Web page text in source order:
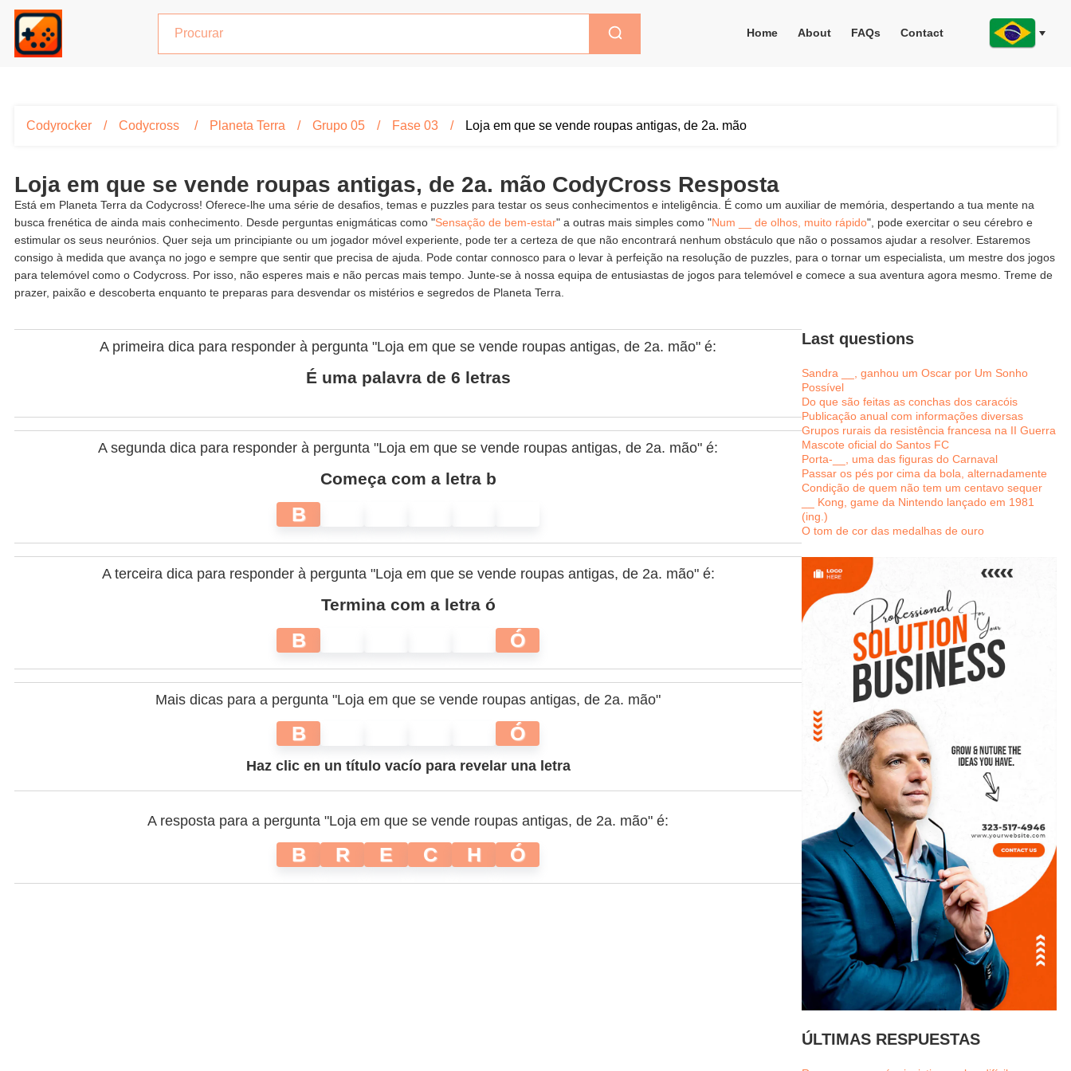
Home About FAQs Contact
Codyrocker Codycross Planeta Terra Grupo 05 Fase 03 Loja em que se vende roupas antigas, de 2a. mão
Loja em que se vende roupas antigas, de 2a. mão CodyCross Resposta
Está em Planeta Terra da Codycross! Oferece-lhe uma série de desafios, temas e puzzles para testar os seus conhecimentos e inteligência. É como um auxiliar de memória, despertando a tua mente na
busca frenética de ainda mais conhecimento. Desde perguntas enigmáticas como "Sensação de bem-estar" a outras mais simples como "Num __ de olhos, muito rápido", pode exercitar o seu cérebro e
estimular os seus neurónios. Quer seja um principiante ou um jogador móvel experiente, pode ter a certeza de que não encontrará nenhum obstáculo que não o possamos ajudar a resolver. Estaremos
consigo à medida que avança no jogo e sempre que sentir que precisa de ajuda. Pode contar connosco para o levar à perfeição na resolução de puzzles, para o tornar um especialista, um mestre dos jogos
para telemóvel como o Codycross. Por isso, não esperes mais e não percas mais tempo. Junte-se à nossa equipa de entusiastas de jogos para telemóvel e comece a sua aventura agora mesmo. Treme de
prazer, paixão e descoberta enquanto te preparas para desvendar os mistérios e segredos de Planeta Terra.
A primeira dica para responder à pergunta "Loja em que se vende roupas antigas, de 2a. mão" é:
É uma palavra de 6 letras
A segunda dica para responder à pergunta "Loja em que se vende roupas antigas, de 2a. mão" é:
Começa com a letra b
B
A terceira dica para responder à pergunta "Loja em que se vende roupas antigas, de 2a. mão" é:
Termina com a letra ó
B Ó
Mais dicas para a pergunta "Loja em que se vende roupas antigas, de 2a. mão"
B Ó
Haz clic en un título vacío para revelar una letra
A resposta para a pergunta "Loja em que se vende roupas antigas, de 2a. mão" é:
B R E C H Ó
Last questions
Sandra __, ganhou um Oscar por Um Sonho
Possível
Do que são feitas as conchas dos caracóis
Publicação anual com informações diversas
Grupos rurais da resistência francesa na II Guerra
Mascote oficial do Santos FC
Porta-__, uma das figuras do Carnaval
Passar os pés por cima da bola, alternadamente
Condição de quem não tem um centavo sequer
__ Kong, game da Nintendo lançado em 1981
(ing.)
O tom de cor das medalhas de ouro
ÚLTIMAS RESPUESTAS